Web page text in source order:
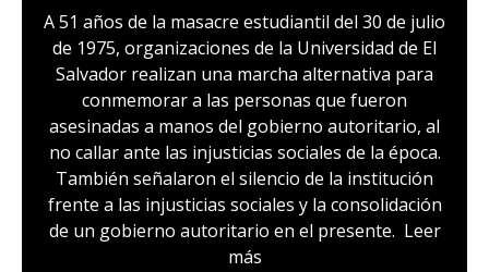
A 51 años de la masacre estudiantil del 30 de julio
de 1975, organizaciones de la Universidad de El
Salvador realizan una marcha alternativa para
conmemorar a las personas que fueron
asesinadas a manos del gobierno autoritario, al
no callar ante las injusticias sociales de la época.
También señalaron el silencio de la institución
frente a las injusticias sociales y la consolidación
de un gobierno autoritario en el presente. Leer
más